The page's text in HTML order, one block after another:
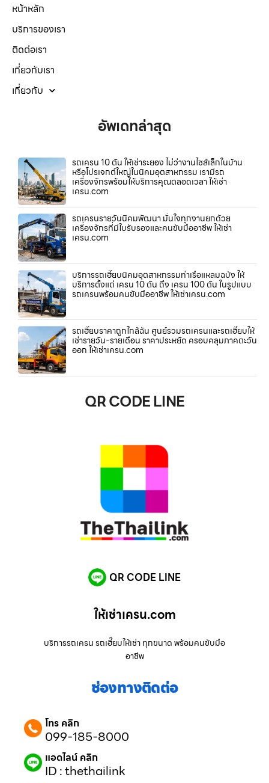
หน้าหลัก
บริการของเรา
ติดต่อเรา
เกี่ยวกับเรา
เกี่ยวกับ
อัพเดทล่าสุด
รถเครน 10 ตัน ให้เช่าระยอง ไม่ว่างานไซส์เล็กในบ้าน
หรือโปรเจกต์ใหญ่ในนิคมอุตสาหกรรม เรามีรถ
เครื่องจักรพร้อมให้บริการคุณตลอดเวลา ให้เช่า
เครน.com
รถเครนรายวันนิคมพัฒนา มั่นใจทุกงานยกด้วย
เครื่องจักรที่มีใบรับรองและคนขับมืออาชีพ ให้เช่า
เครน.com
บริการรถเฮี๊ยบนิคมอุตสาหกรรมท่าเรือแหลมฉบัง ให้
บริการตั้งแต่ เครน 10 ตัน ถึง เครน 100 ตัน ในรูปแบบ
รถเครนพร้อมคนขับมืออาชีพ ให้เช่าเครน.com
รถเฮี๊ยบราคาถูกใกล้ฉัน ศูนย์รวมรถเครนและรถเฮี๊ยบให้
เช่ารายวัน-รายเดือน ราคาประหยัด ครอบคลุมภาคตะวัน
ออก ให้เช่าเครน.com
QR CODE LINE
QR CODE LINE
ให้เช่าเครน.com
บริการรถเครน รถเฮี๊ยบให้เช่า ทุกขนาด พร้อมคนขับมือ
อาชีพ
ช่องทางติดต่อ
โทร คลิก
099-185-8000
แอดไลน์ คลิก
ID : thethailink